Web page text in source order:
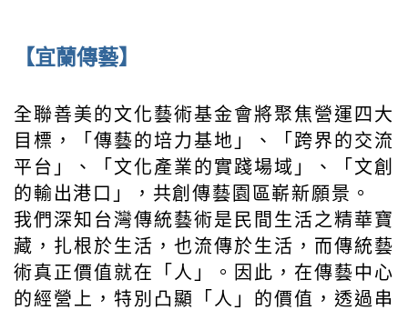
【宜蘭傳藝】
全聯善美的文化藝術基金會將聚焦營運四大
目標，「傳藝的培力基地」、「跨界的交流
平台」、「文化產業的實踐場域」、「文創
的輸出港口」，共創傳藝園區嶄新願景。
我們深知台灣傳統藝術是民間生活之精華寶
藏，扎根於生活，也流傳於生活，而傳統藝
術真正價值就在「人」。因此，在傳藝中心
的經營上，特別凸顯「人」的價值，透過串